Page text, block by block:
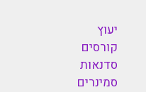
יעוץ
קורסים
סדנאות
סמינרים